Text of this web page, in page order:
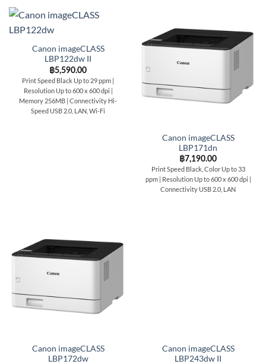
Canon imageCLASS
LBP122dw II
฿5,590.00
Print Speed Black Up to 29 ppm |
Resolution Up to 600 x 600 dpi |
Memory 256MB | Connectivity Hi-
Speed USB 2.0, LAN, Wi-Fi
Canon imageCLASS
LBP171dn
฿7,190.00
Print Speed Black, Color Up to 33
ppm | Resolution Up to 600 x 600 dpi |
Connectivity USB 2.0, LAN
Canon imageCLASS
LBP172dw
Canon imageCLASS
LBP243dw II